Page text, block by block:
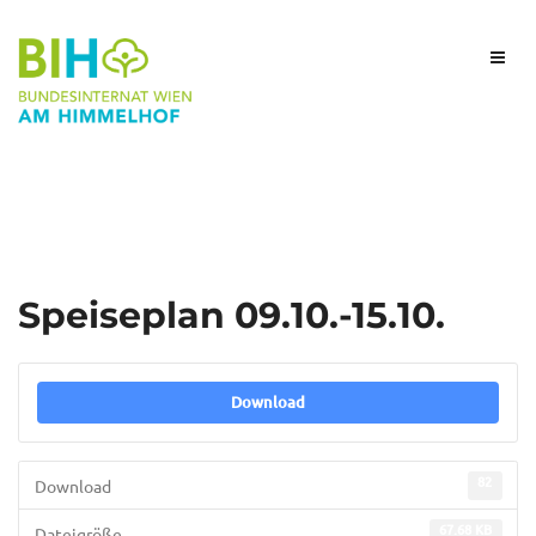
Speiseplan 09.10.-15.10.
Download
Download